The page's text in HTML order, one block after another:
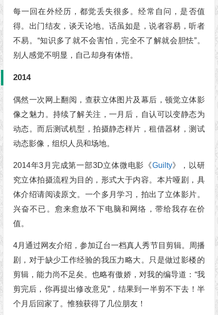
每一回在外经历，都觉丢失很多。经常自问，是否值
得。出门结友，谈天论地。话虽如是，说者容易，听者
不易。“知识多了就不会害怕，完全不了解就会胆怯”。
别人感觉不明显，自己却身有体悟。
2014
偶然一次网上翻阅，查获立体图片及幕后，顿觉立体影
像之魅力。持续了解关注，一月后，自认可以变静态为
动态。而后测试机型，拍摄静态样片，租借器材，测试
动态影像，组织人员和场地。
2014年3月完成第一部3D立体微电影《Guilty》，以研
究立体拍摄流程为目的，形式大于内容。本片哑剧，具
体介绍请阅读原文。一个多月学习，拍出了立体影片。
兴奋不已。愈来愈放不下电脑和网络，带给我存在价
值。
4月通过网友介绍，参加辽台一档真人秀节目剪辑。周播
剧，对于缺少工作经验的我压力略大。只是做过影楼的
剪辑，能力尚不足矣。也略有傲娇，对我的编导道：“我
剪完后，你再提出修改意见”，结果到一半剪不下去！半
个月后回家了。惟独获得了几位朋友！